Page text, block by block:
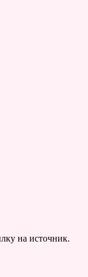
на источник.